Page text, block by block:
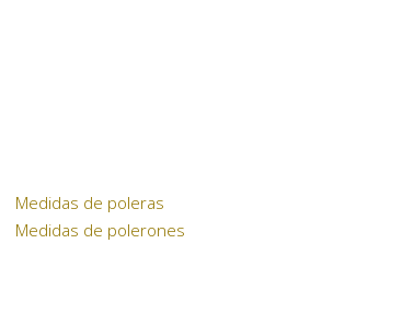
Medidas de poleras
Medidas de polerones